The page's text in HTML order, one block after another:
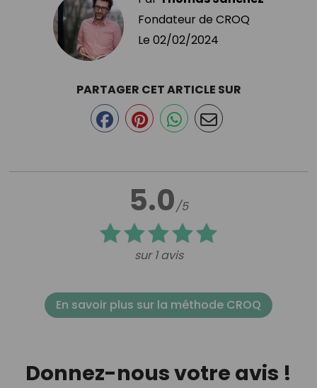
Fondateur de CROQ
Le 02/02/2024
5.0/5
sur 1 avis
PARTAGER CET ARTICLE SUR
En savoir plus sur la méthode CROQ
Donnez-nous votre avis !